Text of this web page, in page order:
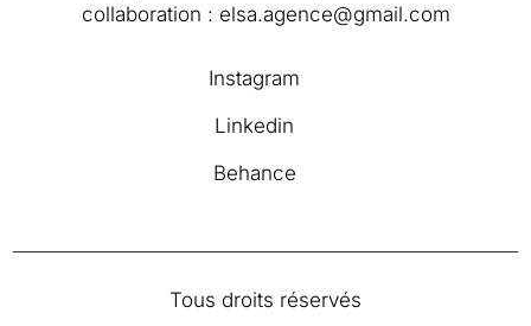
collaboration : elsa.agence@gmail.com
Instagram
Linkedin
Behance
Tous droits réservés